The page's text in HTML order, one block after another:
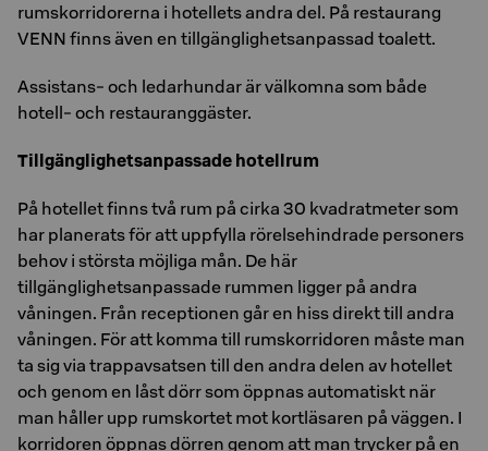
rumskorridorerna i hotellets andra del. På restaurang
VENN finns även en tillgänglighetsanpassad toalett.
Assistans- och ledarhundar är välkomna som både
hotell- och restauranggäster.
Tillgänglighetsanpassade hotellrum
På hotellet finns två rum på cirka 30 kvadratmeter som
har planerats för att uppfylla rörelsehindrade personers
behov i största möjliga mån. De här
tillgänglighetsanpassade rummen ligger på andra
våningen. Från receptionen går en hiss direkt till andra
våningen. För att komma till rumskorridoren måste man
ta sig via trappavsatsen till den andra delen av hotellet
och genom en låst dörr som öppnas automatiskt när
man håller upp rumskortet mot kortläsaren på väggen. I
korridoren öppnas dörren genom att man trycker på en